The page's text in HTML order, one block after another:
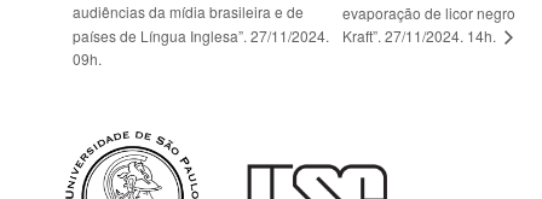
audiências da mídia brasileira e de
países de Língua Inglesa”. 27/11/2024.
09h.
evaporação de licor negro
Kraft”. 27/11/2024. 14h.